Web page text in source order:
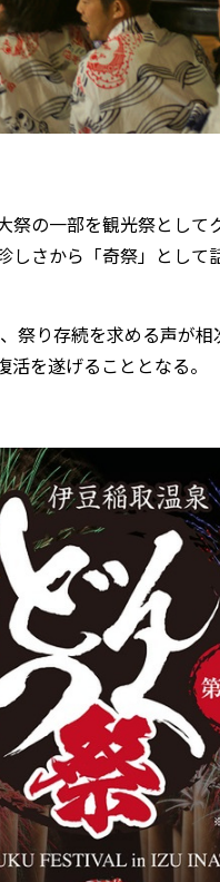
の一部を観光祭として
さから「奇祭」とし
り存続を求める声が
を遂げることとなる。